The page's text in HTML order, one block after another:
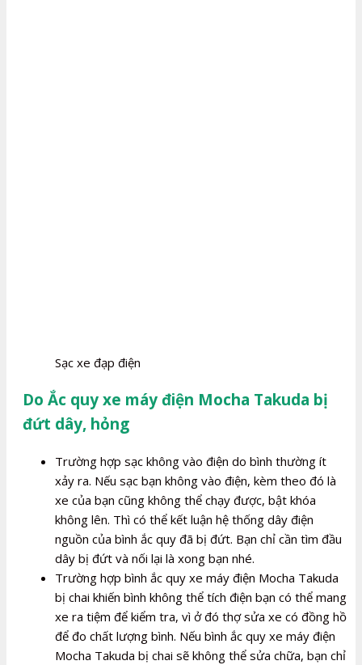
Sạc xe đạp điện
Do Ắc quy xe máy điện Mocha Takuda bị
đứt dây, hỏng
Trường hợp sạc không vào điện do bình thường ít
xảy ra. Nếu sạc bạn không vào điện, kèm theo đó là
xe của bạn cũng không thể chạy được, bật khóa
không lên. Thì có thể kết luận hệ thống dây điện
nguồn của bình ắc quy đã bị đứt. Bạn chỉ cần tìm đầu
dây bị đứt và nối lại là xong bạn nhé.
Trường hợp bình ắc quy xe máy điện Mocha Takuda
bị chai khiến bình không thể tích điện bạn có thể mang
xe ra tiệm để kiểm tra, vì ở đó thợ sửa xe có đồng hồ
để đo chất lượng bình. Nếu bình ắc quy xe máy điện
Mocha Takuda bị chai sẽ không thể sửa chữa, bạn chỉ